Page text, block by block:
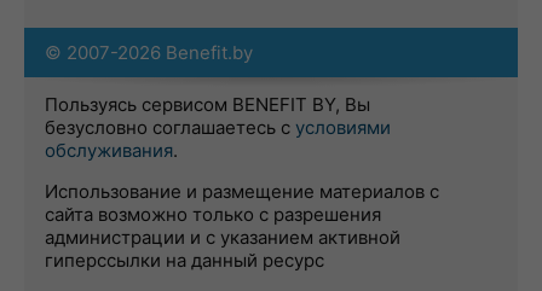
© 2007-2026 Benefit.by
Пользуясь сервисом BENEFIT BY, Вы
безусловно соглашаетесь с условиями
обслуживания.
Использование и размещение материалов с
сайта возможно только с разрешения
администрации и с указанием активной
гиперссылки на данный ресурс